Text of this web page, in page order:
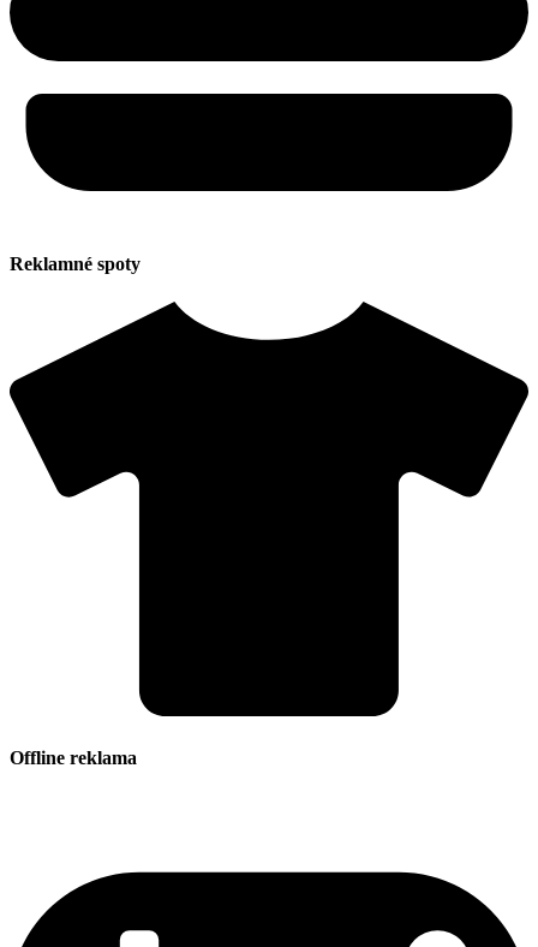
Reklamné spoty
Offline reklama